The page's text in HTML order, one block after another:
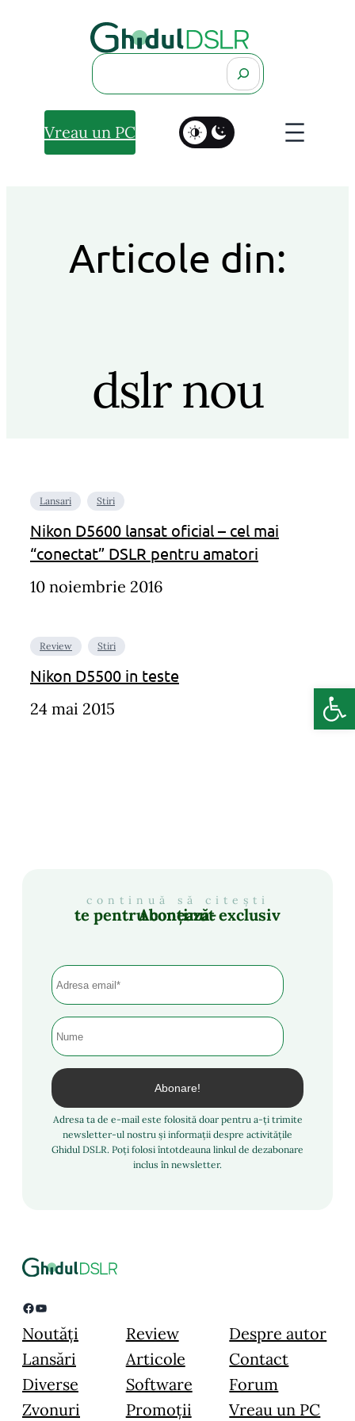
Search
Vreau un PC
Articole din:
dslr nou
Lansari Stiri
Nikon D5600 lansat oficial – cel mai
“conectat” DSLR pentru amatori
10 noiembrie 2016
Review Stiri
Nikon D5500 in teste
24 mai 2015
continuă să citești
Abonează-te pentru conținut exclusiv
Adresa ta de e-mail este folosită doar pentru a-ți trimite
newsletter-ul nostru și informații despre activitățile
Ghidul DSLR. Poți folosi întotdeauna linkul de dezabonare
inclus în newsletter.
Facebook YouTube
Noutăți
Lansări
Diverse
Zvonuri
Review
Articole
Software
Promoții
Despre autor
Contact
Forum
Vreau un PC